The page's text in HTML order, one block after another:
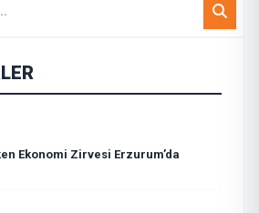
Ekonomi Zirvesi Erzurum’da